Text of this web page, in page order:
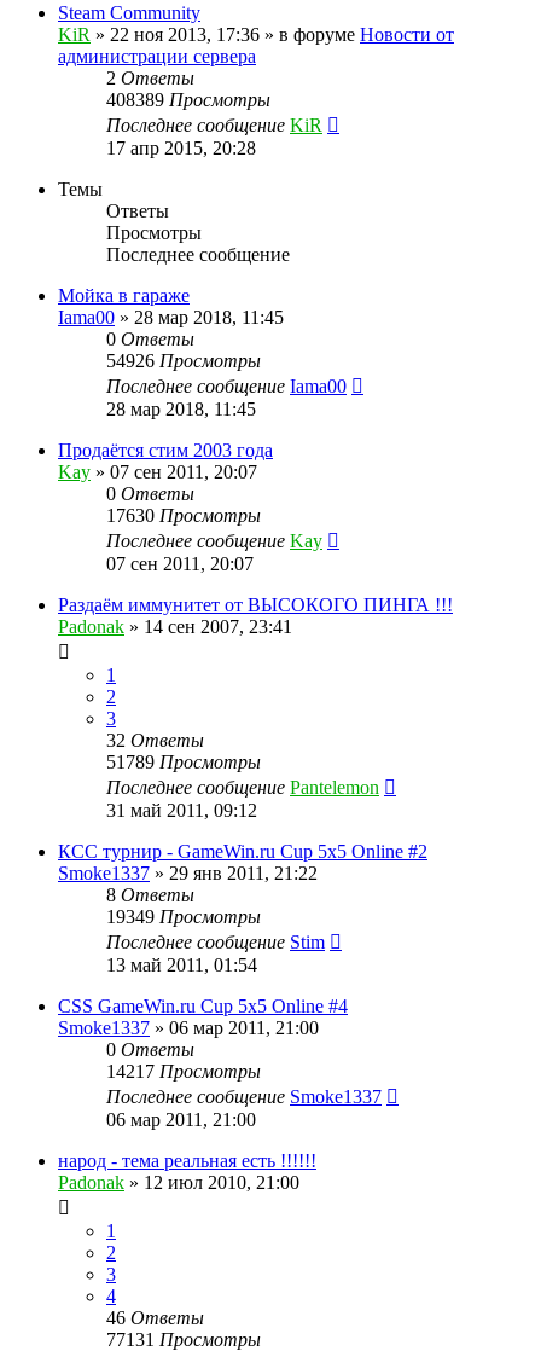
Steam Community
KiR » 22 ноя 2013, 17:36 » в форуме Новости от
администрации сервера
2 Ответы
408389 Просмотры
Последнее сообщение KiR
17 апр 2015, 20:28
Темы
Ответы
Просмотры
Последнее сообщение
Мойка в гараже
Iama00 » 28 мар 2018, 11:45
0 Ответы
54926 Просмотры
Последнее сообщение Iama00
28 мар 2018, 11:45
Продаётся стим 2003 года
Kay » 07 сен 2011, 20:07
0 Ответы
17630 Просмотры
Последнее сообщение Kay
07 сен 2011, 20:07
Раздаём иммунитет от ВЫСОКОГО ПИНГА !!!
Padonak » 14 сен 2007, 23:41
1
2
3
32 Ответы
51789 Просмотры
Последнее сообщение Pantelemon
31 май 2011, 09:12
КСС турнир - GameWin.ru Cup 5x5 Online #2
Smoke1337 » 29 янв 2011, 21:22
8 Ответы
19349 Просмотры
Последнее сообщение Stim
13 май 2011, 01:54
CSS GameWin.ru Cup 5x5 Online #4
Smoke1337 » 06 мар 2011, 21:00
0 Ответы
14217 Просмотры
Последнее сообщение Smoke1337
06 мар 2011, 21:00
народ - тема реальная есть !!!!!!
Padonak » 12 июл 2010, 21:00
1
2
3
4
46 Ответы
77131 Просмотры